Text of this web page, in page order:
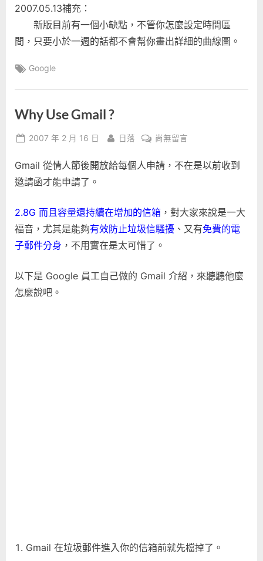
2007.05.13補充：
新版目前有一個小缺點，不管你怎麼設定時間區
間，只要小於一週的話都不會幫你畫出詳細的曲線圖。
Tags:
Google
Why Use Gmail ?
Posted
2007 年 2 月 16 日 By
日落
在
Use
尚無留言
Gmail 從情人節後開放給每個人申請，不在是以前收到
邀請函才能申請了。
2.8G 而且容量還持續在增加的信箱 ，對大家來說是一大
福音，尤其是能夠有效防止垃圾信騷擾 、又有免費的電
子郵件分身 ，不用實在是太可惜了。
以下是 Google 員工自己做的 Gmail 介紹，來聽聽他麼
怎麼說吧。
Gmail 在垃圾郵件進入你的信箱前就先檔掉了。